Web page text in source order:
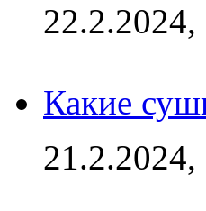
22.2.2024,
Какие
21.2.2024,